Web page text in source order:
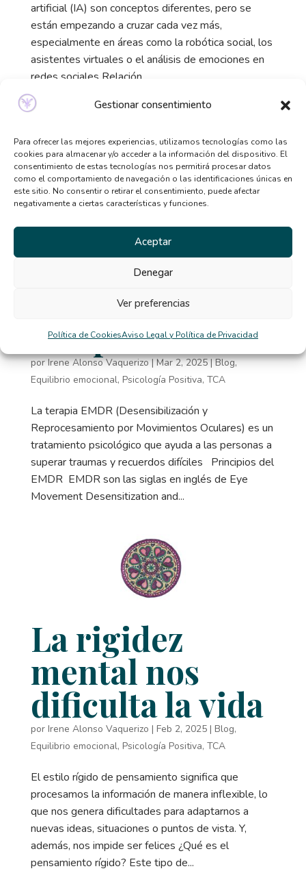
Gestionar consentimiento
Para ofrecer las mejores experiencias, utilizamos tecnologías como las
cookies para almacenar y/o acceder a la información del dispositivo. El
consentimiento de estas tecnologías nos permitirá procesar datos
como el comportamiento de navegación o las identificaciones únicas en
este sitio. No consentir o retirar el consentimiento, puede afectar
negativamente a ciertas características y funciones.
Aceptar
Denegar
Ver preferencias
Política de CookiesAviso Legal y Política de Privacidad
artificial (IA) son conceptos diferentes, pero se
están empezando a cruzar cada vez más,
especialmente en áreas como la robótica social, los
asistentes virtuales o el análisis de emociones en
redes sociales Relación...
¿Qué es la
terapia EMDR?
porIrene Alonso Vaquerizo|Mar 2, 2025|Blog,
Equilibrio emocional, Psicología Positiva, TCA
La terapia EMDR (Desensibilización y
Reprocesamiento por Movimientos Oculares) es un
tratamiento psicológico que ayuda a las personas a
superar traumas y recuerdos difíciles Principios del
EMDR EMDR son las siglas en inglés de Eye
Movement Desensitization and...
La rigidez
mental nos
dificulta la vida
por Irene Alonso Vaquerizo | Feb 2, 2025| Blog,
Equilibrio emocional, Psicología Positiva, TCA
El estilo rígido de pensamiento significa que
procesamos la información de manera inflexible, lo
que nos genera dificultades para adaptarnos a
nuevas ideas, situaciones o puntos de vista. Y,
además, nos impide ser felices ¿Qué es el
pensamiento rígido? Este tipo de...